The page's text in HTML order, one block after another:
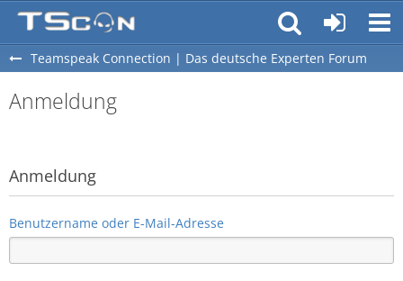
Teamspeak Connection | Das deutsche Experten Forum
Anmeldung
Anmeldung
Benutzername oder E-Mail-Adresse